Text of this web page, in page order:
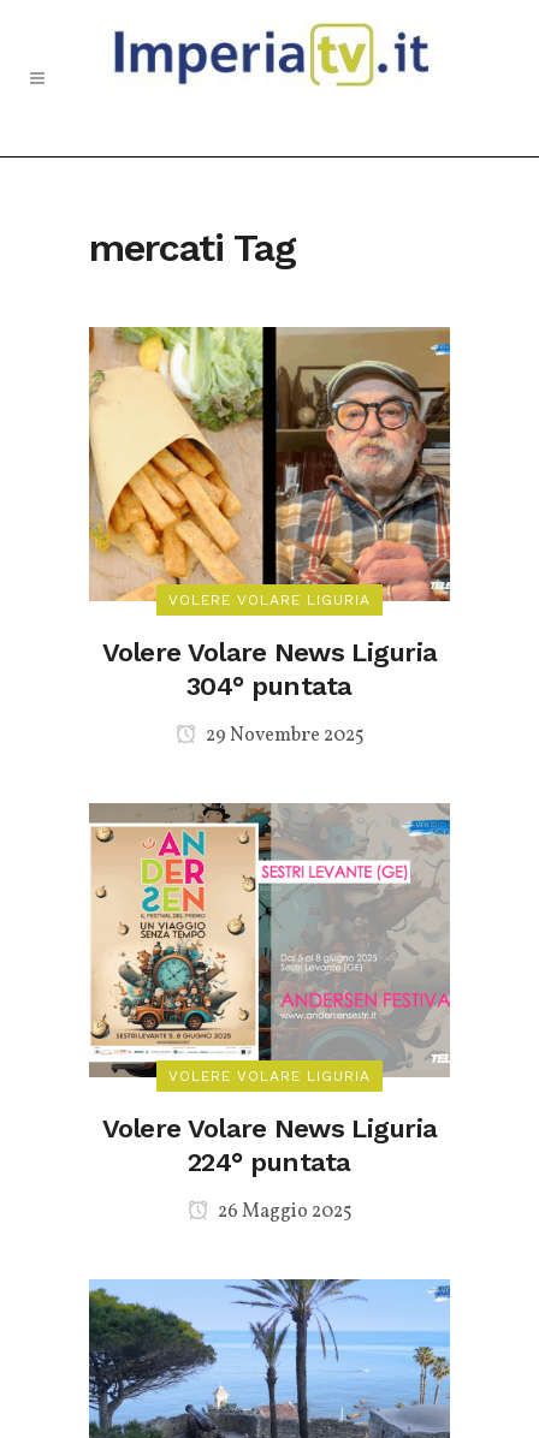
mercati Tag
VOLERE VOLARE LIGURIA
Volere Volare News Liguria
304° puntata
29 Novembre 2025
VOLERE VOLARE LIGURIA
Volere Volare News Liguria
224° puntata
26 Maggio 2025